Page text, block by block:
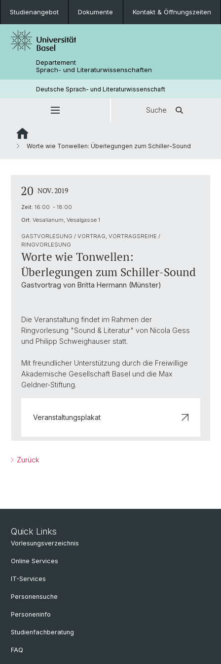
Studienangebot Dokumente Kontakt & Öffnungszeiten
Departement
Sprach- und Literaturwissenschaften
Deutsche Sprach- und Literaturwissenschaft
Suche
Worte wie Tonwellen: Überlegungen zum Schiller-Sound
20 NOV. 2019
Zeit: 16:00 - 18:00
Ort: Vesalianum, Vesalgasse 1
GASTVORLESUNG / VORTRAG, VORTRAGSREIHE /
RINGVORLESUNG
Worte wie Tonwellen:
Überlegungen zum Schiller-Sound
Gastvortrag von Britta Hermann (Münster)
Die Veranstaltung findet im Rahmen der
Ringvorlesung "Sound & Literatur" von Nicola Gess
und Philipp Schweighauser statt.
Mit freundlicher Unterstützung durch die Freiwillige
Akademische Gesellschaft Basel und die Max
Geldner-Stiftung.
Veranstaltungsplakat
Zurück
Quick Links
Vorlesungsverzeichnis
Online Services
IT-Services
Personensuche
Personeninfo
Studienfachberatung
FAQ